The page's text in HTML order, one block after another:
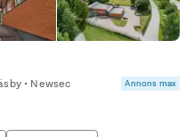
• Newsec Annons max